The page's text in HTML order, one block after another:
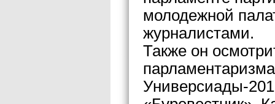
молодежной
журналистами.
Также он
Универсиады-